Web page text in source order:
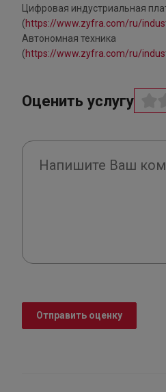
Цифровая индустриальная
(https://www.zyfra.com/ru/
Автономная техника
(https://www.zyfra.com/ru/
Оценить услугу
Отправить оценку